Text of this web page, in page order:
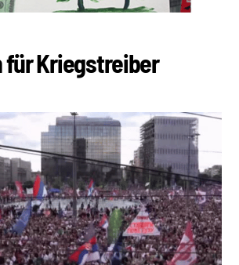
für Kriegstreiber